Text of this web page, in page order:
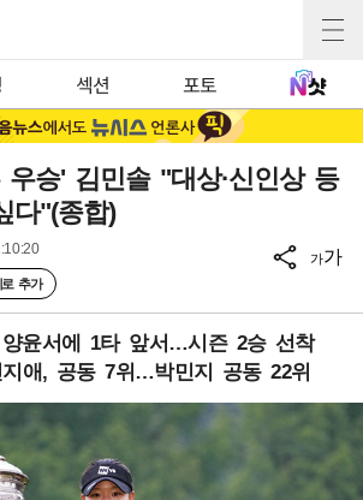
섹션 포토
우승' 김민솔 "대상·신인상 등
다"(종합)
추가
가가
윤서에 1타 앞서…시즌 2승 선착
애, 공동 7위…박민지 공동 22위